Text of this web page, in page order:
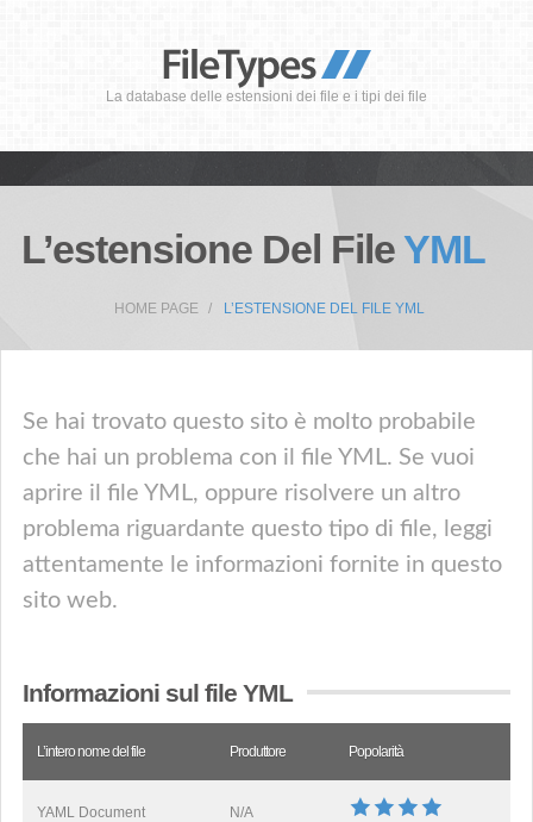
La database delle estensioni dei file e i tipi dei file
L’estensione Del File YML
HOME PAGE L’ESTENSIONE DEL FILE YML
Se hai trovato questo sito è molto probabile
che hai un problema con il file YML. Se vuoi
aprire il file YML, oppure risolvere un altro
problema riguardante questo tipo di file, leggi
attentamente le informazioni fornite in questo
sito web.
Informazioni sul file YML
L’intero nome del file Produttore Popolarità
YAML Document N/A